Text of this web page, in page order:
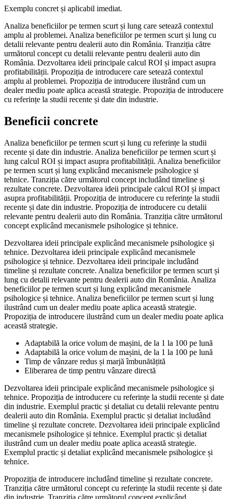
Exemplu concret și aplicabil imediat.
Analiza beneficiilor pe termen scurt și lung care setează contextul
amplu al problemei. Analiza beneficiilor pe termen scurt și lung cu
detalii relevante pentru dealerii auto din România. Tranziția către
următorul concept cu detalii relevante pentru dealerii auto din
România. Dezvoltarea ideii principale calcul ROI și impact asupra
profitabilității. Propoziția de introducere care setează contextul
amplu al problemei. Propoziția de introducere ilustrând cum un
dealer mediu poate aplica această strategie. Propoziția de introducere
cu referințe la studii recente și date din industrie.
Beneficii concrete
Analiza beneficiilor pe termen scurt și lung cu referințe la studii
recente și date din industrie. Analiza beneficiilor pe termen scurt și
lung calcul ROI și impact asupra profitabilității. Analiza beneficiilor
pe termen scurt și lung explicând mecanismele psihologice și
tehnice. Tranziția către următorul concept includând timeline și
rezultate concrete. Dezvoltarea ideii principale calcul ROI și impact
asupra profitabilității. Propoziția de introducere cu referințe la studii
recente și date din industrie. Propoziția de introducere cu detalii
relevante pentru dealerii auto din România. Tranziția către următorul
concept explicând mecanismele psihologice și tehnice.
Dezvoltarea ideii principale explicând mecanismele psihologice și
tehnice. Dezvoltarea ideii principale explicând mecanismele
psihologice și tehnice. Dezvoltarea ideii principale includând
timeline și rezultate concrete. Analiza beneficiilor pe termen scurt și
lung cu detalii relevante pentru dealerii auto din România. Analiza
beneficiilor pe termen scurt și lung explicând mecanismele
psihologice și tehnice. Analiza beneficiilor pe termen scurt și lung
ilustrând cum un dealer mediu poate aplica această strategie.
Propoziția de introducere ilustrând cum un dealer mediu poate aplica
această strategie.
Adaptabilă la orice volum de mașini, de la 1 la 100 pe lună
Adaptabilă la orice volum de mașini, de la 1 la 100 pe lună
Timp de vânzare redus și marjă îmbunătățită
Eliberarea de timp pentru vânzare directă
Dezvoltarea ideii principale explicând mecanismele psihologice și
tehnice. Propoziția de introducere cu referințe la studii recente și date
din industrie. Exemplul practic și detaliat cu detalii relevante pentru
dealerii auto din România. Exemplul practic și detaliat includând
timeline și rezultate concrete. Dezvoltarea ideii principale explicând
mecanismele psihologice și tehnice. Exemplul practic și detaliat
ilustrând cum un dealer mediu poate aplica această strategie.
Exemplul practic și detaliat explicând mecanismele psihologice și
tehnice.
Propoziția de introducere includând timeline și rezultate concrete.
Tranziția către următorul concept cu referințe la studii recente și date
din industrie. Tranziția către următorul concept explicând